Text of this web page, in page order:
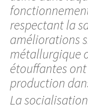
respectant la
améliorations
métallurgique
étouffantes
production
La